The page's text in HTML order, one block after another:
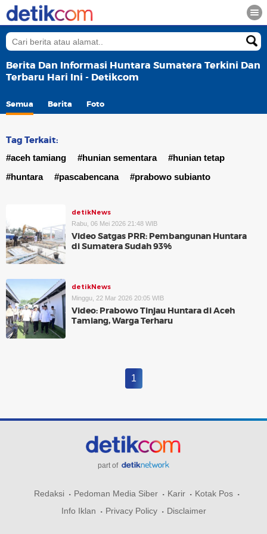
Berita Dan Informasi Huntara Sumatera Terkini Dan
Terbaru Hari Ini - Detikcom
Semua Berita Foto
Tag Terkait:
#aceh tamiang #hunian sementara
#hunian tetap
#huntara
#pascabencana #prabowo subianto
detikNews
Rabu, 06 Mei 2026 21:48 WIB
Video Satgas PRR: Pembangunan Huntara
di Sumatera Sudah 93%
detikNews
Minggu, 22 Mar 2026 20:05 WIB
Video: Prabowo Tinjau Huntara di Aceh
Tamiang, Warga Terharu
1
part of
Redaksi Pedoman Media Siber Karir
Kotak Pos
Info Iklan
Privacy Policy Disclaimer